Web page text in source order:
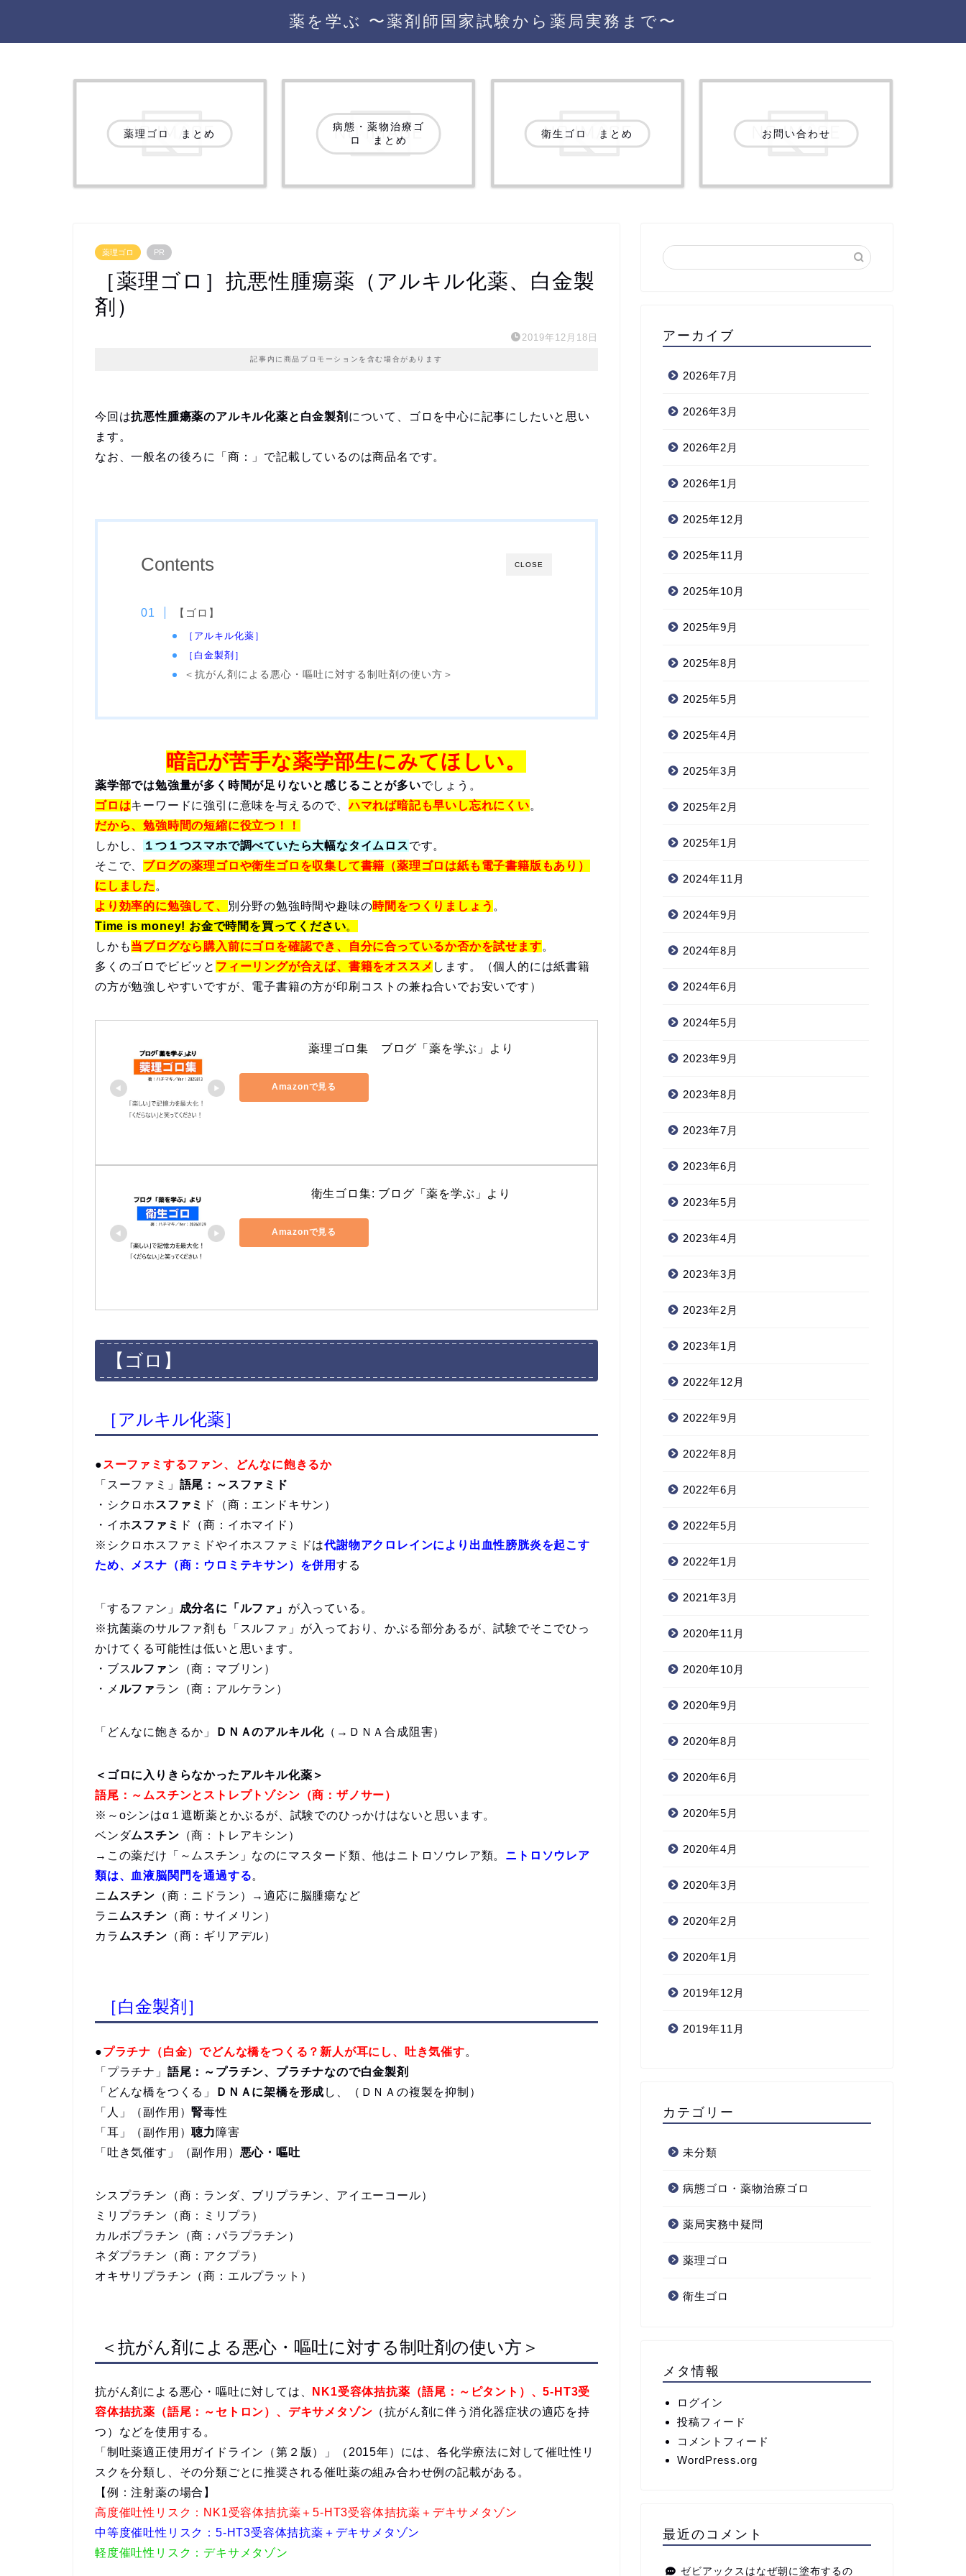
薬を学ぶ 〜薬剤師国家試験から薬局実務まで〜
薬理ゴロ まとめ
病態・薬物治療ゴ
ロ まとめ
衛生ゴロ まとめ お問い合わせ
薬理ゴロ PR
［薬理ゴロ］抗悪性腫瘍薬（アルキル化薬、白金製
剤）
2019年12月18日
記事内に商品プロモーションを含む場合があります
今回は抗悪性腫瘍薬のアルキル化薬と白金製剤 について、ゴロを中心に記事にしたいと思い
ます。
なお、一般名の後ろに「商：」で記載しているのは商品名です。
CLOSE
Contents
【ゴロ】
［アルキル化薬］
［白金製剤］
＜抗がん剤による悪心・嘔吐に対する制吐剤の使い方＞
暗記が苦手な薬学部生にみてほしい。
薬学部では勉強量が多く時間が足りないと感じることが多いでしょう。
ゴロはキーワードに強引に意味を与えるので、ハマれば暗記も早いし忘れにくい。
だから、勉強時間の短縮に役立つ！！
しかし、
１つ１つスマホで調べていたら大幅なタイムロスです。
そこで、 ブログの薬理ゴロや衛生ゴロを収集して書籍（薬理ゴロは紙も電子書籍版もあり）
にしました 。
より効率的に勉強して、
別分野の勉強時間や趣味の時間をつくりましょう 。
Time is money! お金で時間を買ってください。
しかも当ブログなら購入前にゴロを確認でき、自分に合っているか否かを試せます。
多くのゴロでビビッと フィーリングが合えば、書籍をオススメ します。（個人的には紙書籍
の方が勉強しやすいですが、電子書籍の方が印刷コストの兼ね合いでお安いです）
薬理ゴロ集　ブログ「薬を学ぶ」より
Amazonで見る
衛生ゴロ集: ブログ「薬を学ぶ」より
Amazonで見る
【ゴロ】
［アルキル化薬］
● スーファミするファン、どんなに飽きるか
「スーファミ」 語尾：～スファミド
・シクロホ スファミ ド（商：エンドキサン）
・イホスファミ ド（商：イホマイド）
※シクロホスファミドやイホスファミドは代謝物アクロレインにより出血性膀胱炎を起こす
ため、メスナ（商：ウロミテキサン）を併用する
「するファン」 成分名に「ルファ」 が入っている。
※抗菌薬のサルファ剤も「スルファ」が入っており、かぶる部分あるが、試験でそこでひっ
かけてくる可能性は低いと思います。
・ブスルファ ン（商：マブリン）
・メ ルファラン（商：アルケラン）
「どんなに飽きるか」 ＤＮＡのアルキル化 （→ＤＮＡ合成阻害）
＜ゴロに入りきらなかったアルキル化薬＞
語尾：～ムスチンとストレプトゾシン（商：ザノサー）
※～oシンはα１遮断薬とかぶるが、試験でのひっかけはないと思います。
ベンダムスチン （商：トレアキシン）
→この薬だけ「～ムスチン」なのにマスタード類、他はニトロソウレア類。 ニトロソウレア
類は、血液脳関門を通過する。
ニムスチン （商：ニドラン）→適応に脳腫瘍など
ラニムスチン （商：サイメリン）
カラ ムスチン （商：ギリアデル）
［白金製剤］
●プラチナ（白金）でどんな橋をつくる？新人が耳にし、吐き気催す。
「プラチナ」 語尾：～プラチン、プラチナなので白金製剤
「どんな橋をつくる」
ＤＮＡに架橋を形成 し、（ＤＮＡの複製を抑制）
「人」（副作用）腎毒性
「耳」（副作用）聴力障害
「吐き気催す」（副作用） 悪心・嘔吐
シスプラチン（商：ランダ、ブリプラチン、アイエーコール）
ミリプラチン（商：ミリプラ）
カルボプラチン（商：パラプラチン）
ネダプラチン（商：アクプラ）
オキサリプラチン（商：エルプラット）
＜抗がん剤による悪心・嘔吐に対する制吐剤の使い方＞
抗がん剤による悪心・嘔吐に対しては、
NK1受容体拮抗薬（語尾：～ピタント）、5-HT3受
容体拮抗薬（語尾：～セトロン）、デキサメタゾン （抗がん剤に伴う消化器症状の適応を持
つ）などを使用する。
「制吐薬適正使用ガイドライン（第２版）」（2015年）には、各化学療法に対して催吐性リ
スクを分類し、その分類ごとに推奨される催吐薬の組み合わせ例の記載がある。
【例：注射薬の場合】
高度催吐性リスク：NK1受容体拮抗薬＋5-HT3受容体拮抗薬＋デキサメタゾン
中等度催吐性リスク：5-HT3受容体拮抗薬＋デキサメタゾン
軽度催吐性リスク：デキサメタゾン
アーカイブ
2026年7月
2026年3月
2026年2月
2026年1月
2025年12月
2025年11月
2025年10月
2025年9月
2025年8月
2025年5月
2025年4月
2025年3月
2025年2月
2025年1月
2024年11月
2024年9月
2024年8月
2024年6月
2024年5月
2023年9月
2023年8月
2023年7月
2023年6月
2023年5月
2023年4月
2023年3月
2023年2月
2023年1月
2022年12月
2022年9月
2022年8月
2022年6月
2022年5月
2022年1月
2021年3月
2020年11月
2020年10月
2020年9月
2020年8月
2020年6月
2020年5月
2020年4月
2020年3月
2020年2月
2020年1月
2019年12月
2019年11月
カテゴリー
未分類
病態ゴロ・薬物治療ゴロ
薬局実務中疑問
薬理ゴロ
衛生ゴロ
メタ情報
ログイン
投稿フィード
コメントフィード
WordPress.org
最近のコメント
ゼビアックスはなぜ朝に塗布するの